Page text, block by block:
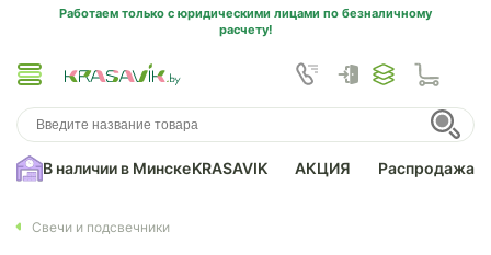
Работаем только с юридическими лицами по безналичному
расчету!
В наличии в МинскеKRASAVIK АКЦИЯ Распродажа
Свечи и подсвечники